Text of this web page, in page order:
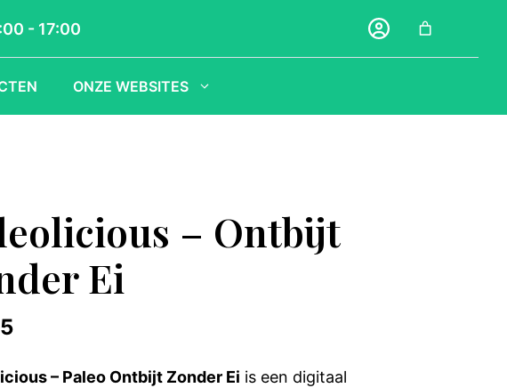
- 17:00
ONZE WEBSITES
– Ontbijt
Ei
– Paleo Ontbijt Zonder Ei is een digitaal
zonder
Ei